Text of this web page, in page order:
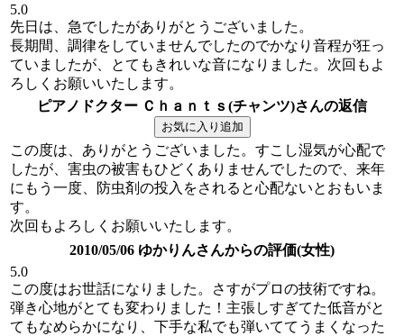
5.0
先日は、急でしたがありがとうございました。
長期間、調律をしていませんでしたのでかなり音程が狂っ
ていましたが、とてもきれいな音になりました。次回もよ
ろしくお願いいたします。
ピアノドクター Ｃｈａｎｔｓ(チャンツ)さんの返信
この度は、ありがとうございました。すこし湿気が心配で
したが、害虫の被害もひどくありませんでしたので、来年
にもう一度、防虫剤の投入をされると心配ないとおもいま
す。
次回もよろしくお願いいたします。
2010/05/06 ゆかりんさんからの評価(女性)
5.0
この度はお世話になりました。さすがプロの技術ですね。
弾き心地がとても変わりました！主張しすぎてた低音がと
てもなめらかになり、下手な私でも弾いててうまくなった